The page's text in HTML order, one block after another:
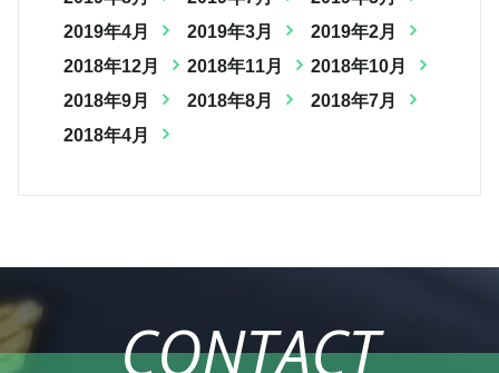
2019年4月
2019年3月
2019年2月
2018年12月
2018年11月
2018年10月
2018年9月
2018年8月
2018年7月
2018年4月
CONTACT